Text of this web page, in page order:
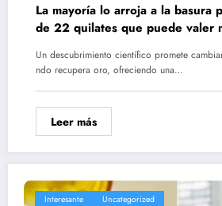
La mayoría lo arroja a la basura
de 22 quilates que puede valer
Un descubrimiento científico promete
ndo recupera oro, ofreciendo una…
Leer más
Interesante Uncategorized